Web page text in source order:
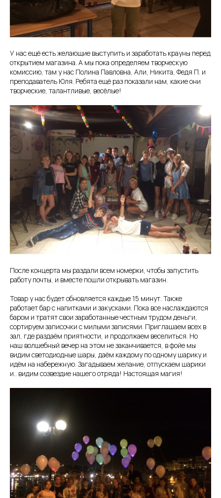
У нас ещё есть желающие выступить и заработать крауны перед
открытием магазина. А мы пока определяем творческую
комиссию, там у нас Полина Павловна, Али, Никита, Федя П. и
преподаватель Юля. Ребята ещё раз показали нам, какие они
творческие, талантливые, весёлые!
После концерта мы раздали всем номерки, чтобы запустить
работу почты, и вместе пошли открывать магазин.
Товар у нас будет обновляется каждые 15 минут. Также
работает бар с напитками и закусками. Пока все наслаждаются
баром и тратят свои заработанные честным трудом деньги,
сортируем записочки с милыми записями. Приглашаем всех в
зал, где раздаём приятности, и продолжаем веселиться. Но
наш волшебный вечер на этом не заканчивается, в фойе мы
видим светодиодные шары, даём каждому по одному шарику и
идём на набережную. Загадываем желание, отпускаем шарики
и.. видим созвездие нашего отряда! Настоящая магия!